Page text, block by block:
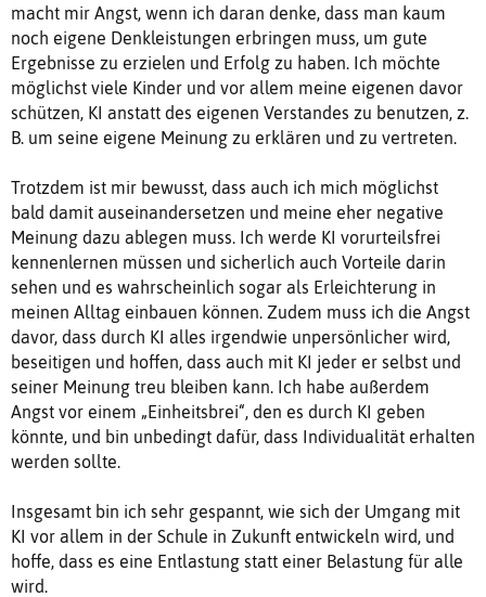
macht mir Angst, wenn ich daran denke, dass man kaum
noch eigene Denkleistungen erbringen muss, um gute
Ergebnisse zu erzielen und Erfolg zu haben. Ich möchte
möglichst viele Kinder und vor allem meine eigenen davor
schützen, KI anstatt des eigenen Verstandes zu benutzen, z.
B. um seine eigene Meinung zu erklären und zu vertreten.
Trotzdem ist mir bewusst, dass auch ich mich möglichst
bald damit auseinandersetzen und meine eher negative
Meinung dazu ablegen muss. Ich werde KI vorurteilsfrei
kennenlernen müssen und sicherlich auch Vorteile darin
sehen und es wahrscheinlich sogar als Erleichterung in
meinen Alltag einbauen können. Zudem muss ich die Angst
davor, dass durch KI alles irgendwie unpersönlicher wird,
beseitigen und hoffen, dass auch mit KI jeder er selbst und
seiner Meinung treu bleiben kann. Ich habe außerdem
Angst vor einem „Einheitsbrei“, den es durch KI geben
könnte, und bin unbedingt dafür, dass Individualität erhalten
werden sollte.
Insgesamt bin ich sehr gespannt, wie sich der Umgang mit
KI vor allem in der Schule in Zukunft entwickeln wird, und
hoffe, dass es eine Entlastung statt einer Belastung für alle
wird.